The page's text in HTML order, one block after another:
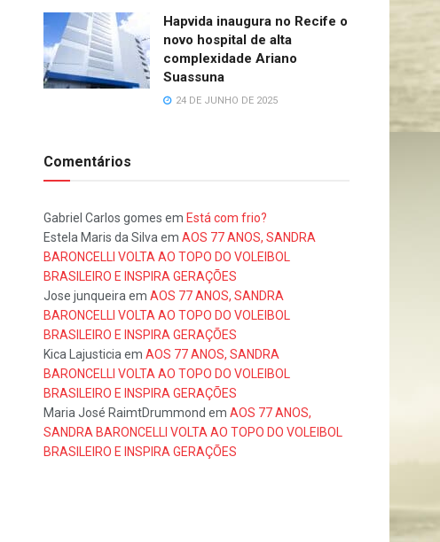
Hapvida inaugura no Recife o
novo hospital de alta
complexidade Ariano
Suassuna
24 DE JUNHO DE 2025
Comentários
Gabriel Carlos gomes em Está com frio?
Estela Maris da Silvaem AOS 77 ANOS, SANDRA
BARONCELLI VOLTA AO TOPO DO VOLEIBOL
BRASILEIRO E INSPIRA GERAÇÕES
Jose junqueiraem AOS 77 ANOS, SANDRA
BARONCELLI VOLTA AO TOPO DO VOLEIBOL
BRASILEIRO E INSPIRA GERAÇÕES
Kica Lajusticiaem AOS 77 ANOS, SANDRA
BARONCELLI VOLTA AO TOPO DO VOLEIBOL
BRASILEIRO E INSPIRA GERAÇÕES
Maria José RaimtDrummond em AOS 77 ANOS,
SANDRA BARONCELLI VOLTA AO TOPO DO VOLEIBOL
BRASILEIRO E INSPIRA GERAÇÕES